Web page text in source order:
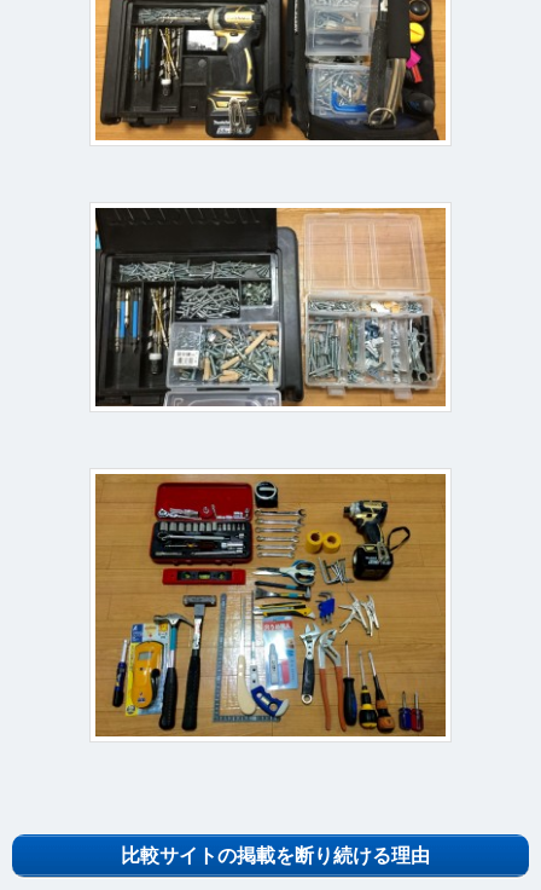
比較サイトの掲載を断り続ける理由